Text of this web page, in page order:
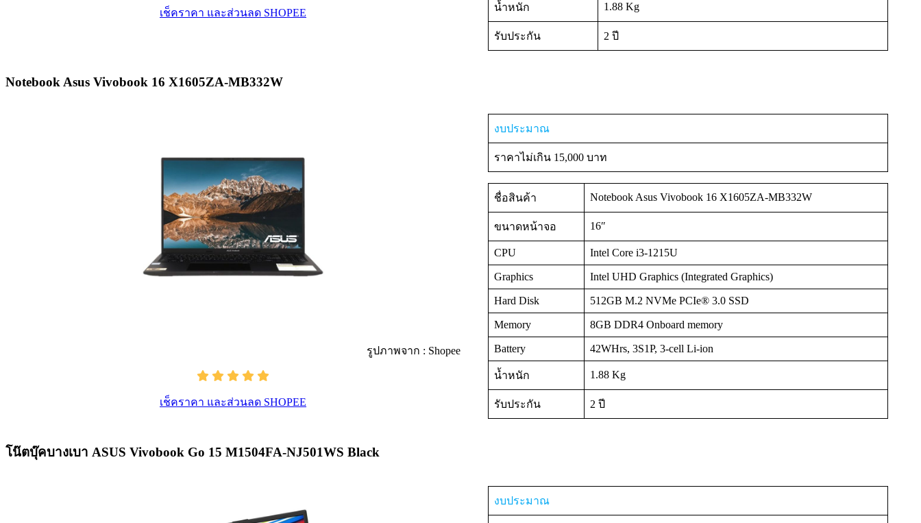
เช็คราคา และส่วนลด SHOPEE น้ำหนัก 1.88 Kg
รับประกัน 2 ปี
Notebook Asus Vivobook 16 X1605ZA-MB332W
รูปภาพจาก : Shopee
เช็คราคา และส่วนลด SHOPEE
งบประมาณ
ราคาไม่เกิน 15,000 บาท
ชื่อสินค้า Notebook Asus Vivobook 16 X1605ZA-MB332W
ขนาดหน้าจอ 16″
CPU Intel Core i3-1215U
Graphics Intel UHD Graphics (Integrated Graphics)
Hard Disk 512GB M.2 NVMe PCIe® 3.0 SSD
Memory 8GB DDR4 Onboard memory
Battery 42WHrs, 3S1P, 3-cell Li-ion
น้ำหนัก 1.88 Kg
รับประกัน 2 ปี
โน๊ตบุ๊คบางเบา ASUS Vivobook Go 15 M1504FA-NJ501WS Black
งบประมาณ